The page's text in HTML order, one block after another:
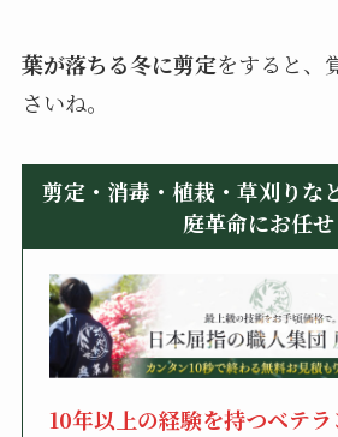
葉が落ちる冬に剪定をすると、
さいね。
剪定・消毒・植栽・草刈りな
庭革命にお任せ
10年以上の経験を持つベテ